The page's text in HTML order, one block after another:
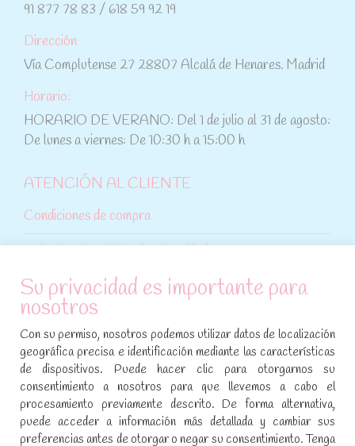
91 877 78 83 / 618 59 92 19
Dirección
Vía Complutense 27 28807 Alcalá de Henares. Madrid
Horario:
HORARIO DE VERANO: Del 1 de julio al 31 de agosto:
De lunes a viernes: De 10:30 h a 15:00 h
ATENCIÓN AL CLIENTE
Condiciones de compra
Política de cookies
SÍGUENOS EN REDES SOCIALES
Encuéntranos en:
Facebook
page
opens
in
YouTube
page
opens
in
Instagram
page
opens
in
No te pierdas las promociones y novedades, suscríbete a
nuestra newsletter:
Su privacidad es importante para
nosotros
Con su permiso, nosotros podemos utilizar datos de localización
geográfica precisa e identificación mediante las características
de dispositivos. Puede hacer clic para otorgarnos su
consentimiento a nosotros para que llevemos a cabo el
procesamiento previamente descrito. De forma alternativa,
puede acceder a información más detallada y cambiar sus
preferencias antes de otorgar o negar su consentimiento. Tenga